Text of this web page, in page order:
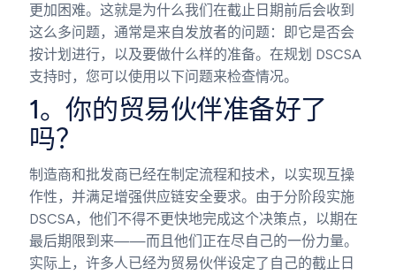
更加困难。这就是为什么我们在截止日期前后会收到
这么多问题，通常是来自发放者的问题：即它是否会
按计划进行，以及要做什么样的准备。在规划 DSCSA
支持时，您可以使用以下问题来检查情况。
1。你的贸易伙伴准备好了
吗？
制造商和批发商已经在制定流程和技术，以实现互操
作性，并满足增强供应链安全要求。由于分阶段实施
DSCSA，他们不得不更快地完成这个决策点，以期在
最后期限到来——而且他们正在尽自己的一份力量。
实际上，许多人已经为贸易伙伴设定了自己的截止日